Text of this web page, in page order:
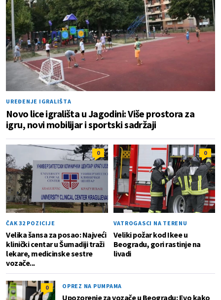
UREĐENJE IGRALIŠTA
Novo lice igrališta u Jagodini: Više prostora za
igru, novi mobilijar i sportski sadržaji
0
ČAK 32 POZICIJE
Velika šansa za posao: Najveći
klinički centar u Šumadiji traži
lekare, medicinske sestre
vozače...
0
VATROGASCI NA TERENU
Veliki požar kod Ikee u
Beogradu, gori rastinje na
livadi
0 OPREZ NA PUMPAMA
Upozorenje za vozače u Beogradu: Evo kako